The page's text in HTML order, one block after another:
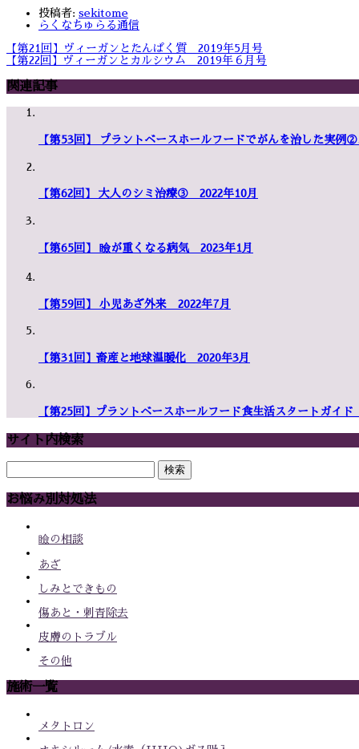
投稿者: sekitome
らくなちゅらる通信
【第21回】ヴィーガンとたんぱく質 2019年5月号
【第22回】ヴィーガンとカルシウム 2019年６月号
関連記事
【第53回】 プラントベースホールフードでがんを治した実例
【第62回】 大人のシミ治療③ 2022年10月
【第65回】 瞼が重くなる病気 2023年1月
【第59回】 小児あざ外来 2022年7月
【第31回】畜産と地球温暖化 2020年3月
【第25回】プラントベースホールフード食生活スタートガイ
サイト内検索
検
索:
お悩み別対処法
瞼の相談
あざ
しみとできもの
傷あと・刺青除去
皮膚のトラブル
その他
施術一覧
メタトロン